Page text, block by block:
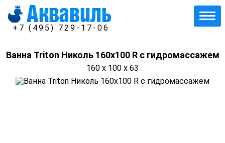
+7 (495) 729-17-06
Ванна Triton Николь 160x100 R с гидромассажем
160 x 100 x 63